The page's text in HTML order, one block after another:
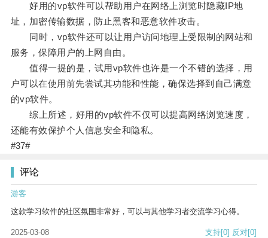
好用的vp软件可以帮助用户在网络上浏览时隐藏IP地
址，加密传输数据，防止黑客和恶意软件攻击。
同时，vp软件还可以让用户访问地理上受限制的网站和
服务，保障用户的上网自由。
值得一提的是，试用vp软件也许是一个不错的选择，用
户可以在使用前先尝试其功能和性能，确保选择到自己满意
的vp软件。
综上所述，好用的vp软件不仅可以提高网络浏览速度，
还能有效保护个人信息安全和隐私。
#37#
评论
游客
这款学习软件的社区氛围非常好，可以与其他学习者交流学习心得。
2025-03-08 支持[0] 反对[0]